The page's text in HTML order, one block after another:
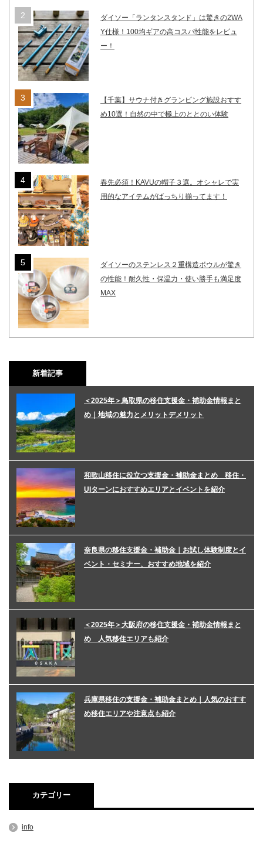
ダイソー「ランタンスタンド」は驚きの2WA
Y仕様！100均ギアの高コスパ性能をレビュ
ー！
【千葉】サウナ付きグランピング施設おすす
め10選！自然の中で極上のととのい体験
春先必須！KAVUの帽子３選。オシャレで実
用的なアイテムがばっちり揃ってます！
ダイソーのステンレス２重構造ボウルが驚き
の性能！耐久性・保温力・使い勝手も満足度
MAX
新着記事
＜2025年＞鳥取県の移住支援金・補助金情報まと
め｜地域の魅力とメリットデメリット
和歌山移住に役立つ支援金・補助金まとめ 移住・
UIターンにおすすめエリアとイベントを紹介
奈良県の移住支援金・補助金｜お試し体験制度とイ
ベント・セミナー、おすすめ地域を紹介
＜2025年＞大阪府の移住支援金・補助金情報まと
め 人気移住エリアも紹介
兵庫県移住の支援金・補助金まとめ｜人気のおすす
め移住エリアや注意点も紹介
カテゴリー
info